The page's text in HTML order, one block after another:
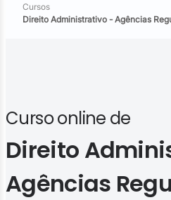
Cursos
Direito Administrativo - Agências
Curso online de
Direito
Agências